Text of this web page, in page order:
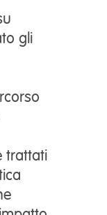
gli
trattati